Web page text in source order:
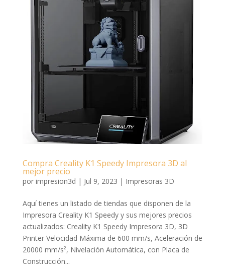
Compra Creality K1 Speedy Impresora 3D al
mejor precio
por impresion3d | Jul 9, 2023 | Impresoras 3D
Aquí tienes un listado de tiendas que disponen de la
Impresora Creality K1 Speedy y sus mejores precios
actualizados: Creality K1 Speedy Impresora 3D, 3D
Printer Velocidad Máxima de 600 mm/s, Aceleración de
20000 mm/s², Nivelación Automática, con Placa de
Construcción...